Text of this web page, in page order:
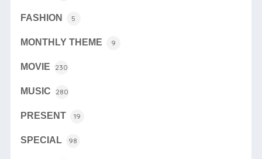
FASHION 5
MONTHLY THEME 9
MOVIE 230
MUSIC 280
PRESENT 19
SPECIAL 98